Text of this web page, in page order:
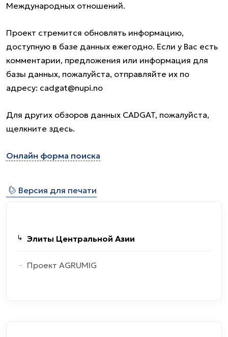
Международных отношений.
Проект стремится обновлять информацию,
доступную в базе данных ежегодно. Если у Вас есть
комментарии, предложения или информация для
базы данных, пожалуйста, отправляйте их по
адресу: cadgat@nupi.no
Для других обзоров данных CADGAT, пожалуйста,
щелкните здесь.
Онлайн форма поиска
⎙ Версия для печати
Элиты Центральной Азии
Проект AGRUMIG